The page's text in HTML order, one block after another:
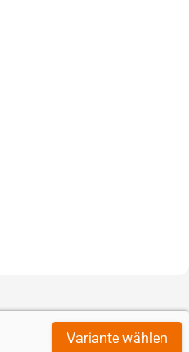
Variante wählen